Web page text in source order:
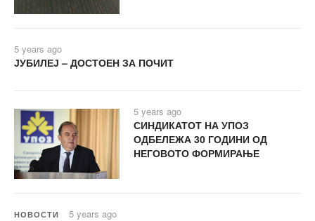
5 years ago
ЈУБИЛЕЈ – ДОСТОЕН ЗА ПОЧИТ
5 years ago
СИНДИКАТОТ НА УПОЗ
ОДБЕЛЕЖА 30 ГОДИНИ ОД
НЕГОВОТО ФОРМИРАЊЕ
НОВОСТИ 5 years ago